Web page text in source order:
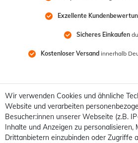
Exzellente
Sicheres Einkaufen
Kostenloser Versand innerhalb
Wir verwenden Cookies und ähnliche
Website und verarbeiten
Besucher:innen unserer Webseite (z.B.
Inhalte und Anzeigen zu personalisieren,
Drittanbietern einzubinden oder Zugriffe